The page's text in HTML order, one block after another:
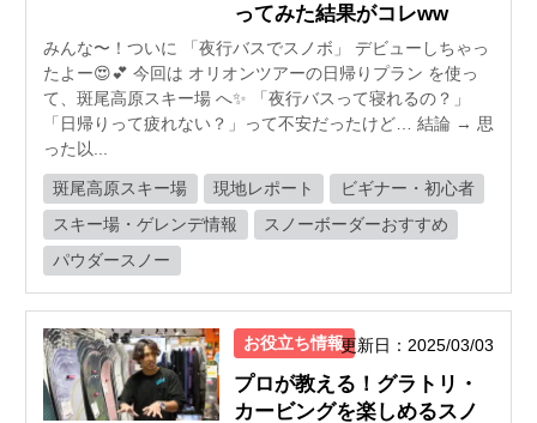
ってみた結果がコレww
みんな〜！ついに 「夜行バスでスノボ」 デビューしちゃっ
たよー😍💕 今回は オリオンツアーの日帰りプラン を使っ
て、斑尾高原スキー場 へ✨ 「夜行バスって寝れるの？」
「日帰りって疲れない？」って不安だったけど… 結論 → 思
った以...
斑尾高原スキー場 現地レポート
ビギナー・初心者
スキー場・ゲレンデ情報
スノーボーダーおすすめ
パウダースノー
お役立ち情報更新日：2025/03/03
プロが教える！グラトリ・
カービングを楽しめるスノ